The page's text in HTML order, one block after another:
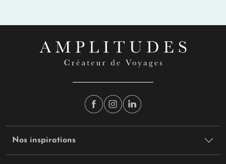
Nos inspirations